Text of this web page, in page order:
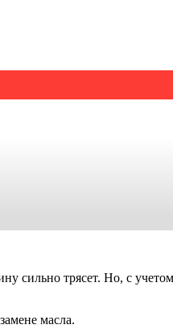
сильно трясет. Но, с
масла.